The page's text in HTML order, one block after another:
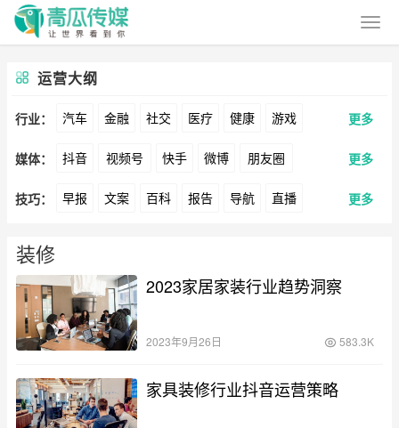
运营大纲
行业： 汽车 金融 社交 医疗 健康 游戏
动漫 美妆 美食 家装 教育 婚纱
酒旅 母婴 宠物 文娱 跨境 科技
更多
媒体： 抖音 视频号 快手 微博 朋友圈
公众号 B站 小红书 头条 知乎
最右 神马 谷歌 Facebook Tiktok
YouTube
更多
技巧： 早报 文案 百科 报告 导航 直播
涨粉 广告 推广 方案 策划 案例
数据 拉新
更多
装修
2023家居家装行业趋势洞察
2023年9月26日 583.3K
家具装修行业抖音运营策略